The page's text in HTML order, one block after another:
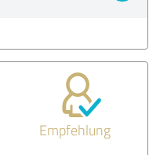
Empfehlung